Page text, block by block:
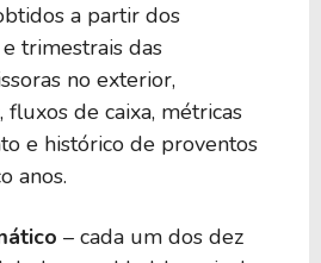
50 0,00
50 0,00
a partir dos
trimestrais das
no exterior,
de caixa, métricas
e histórico de proventos
anos.
– cada um dos dez